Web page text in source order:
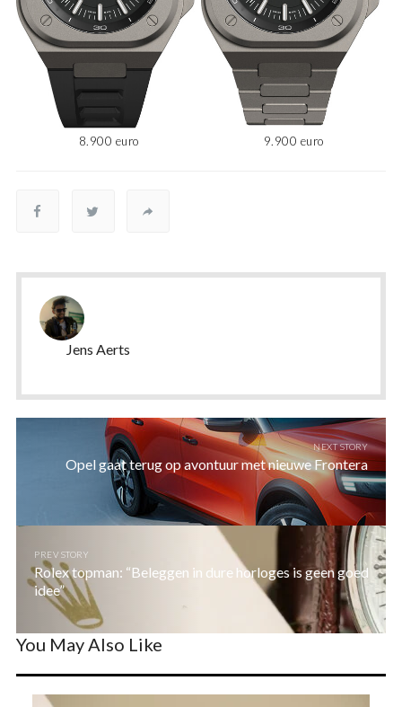
8.900 euro 9.900 euro
Jens Aerts
NEXT STORY
Opel gaat terug op avontuur met nieuwe Frontera
PREV STORY
Rolex topman: “Beleggen in dure horloges is geen goed
idee”
You May Also Like